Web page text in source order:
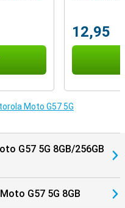
12,95
Moto G57 5G
G57 5G 8GB/256GB
G57 5G 8GB